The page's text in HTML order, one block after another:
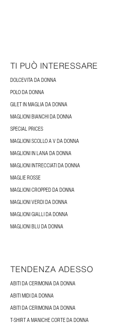
TI PUÒ INTERESSARE
DOLCEVITA DA DONNA
POLO DA DONNA
GILET IN MAGLIA DA DONNA
MAGLIONI BIANCHI DA DONNA
SPECIAL PRICES
MAGLIONI SCOLLO A V DA DONNA
MAGLIONI IN LANA DA DONNA
MAGLIONI INTRECCIATI DA DONNA
MAGLIE ROSSE
MAGLIONI CROPPED DA DONNA
MAGLIONI VERDI DA DONNA
MAGLIONI GIALLI DA DONNA
MAGLIONI BLU DA DONNA
TENDENZA ADESSO
ABITI DA CERIMONIA DA DONNA
ABITI MIDI DA DONNA
ABITI DA CERIMONIA DA DONNA
T-SHIRT A MANICHE CORTE DA DONNA